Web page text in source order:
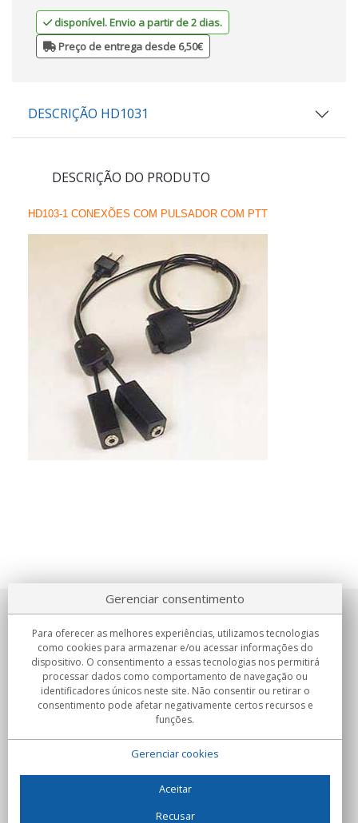
disponível. Envio a partir de 2 dias.
Preço de entrega desde 6,50€
DESCRIÇÃO HD1031
DESCRIÇÃO DO PRODUTO
HD103-1 CONEXÕES COM PULSADOR COM PTT
Sobre nosotros
Compromissos
Compras
Gerenciar consentimento
Para oferecer as melhores experiências, utilizamos tecnologias
como cookies para armazenar e/ou acessar informações do
dispositivo. O consentimento a essas tecnologias nos permitirá
processar dados como comportamento de navegação ou
identificadores únicos neste site. Não consentir ou retirar o
consentimento pode afetar negativamente certos recursos e
funções.
Gerenciar cookies
Aceitar
Recusar